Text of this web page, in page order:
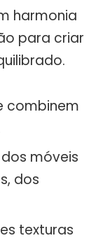
harmonia
para criar
combinem
móveis
dos
texturas